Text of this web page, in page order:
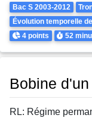
Theme
Bac S 2003-2012
Évolution temporelle
Points
4 points Durée
52
Bobine
RL: Régime